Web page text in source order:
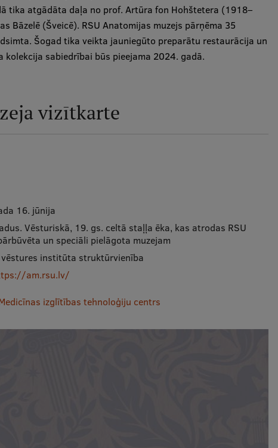
tika atgādāta daļa no prof. Artūra fon Hohštetera (1918–
Bāzelē (Šveicē). RSU Anatomijas muzejs pārņēma 35
Šogad tika veikta jauniegūto preparātu restaurācija un
kolekcija sabiedrībai būs pieejama 2024. gadā.
vizītkarte
16. jūnija
Vēsturiskā, 19. gs. celtā staļļa ēka, kas atrodas RSU
un speciāli pielāgota muzejam
vēstures institūta struktūrvienība
am.rsu.lv/
izglītības tehnoloģiju centrs